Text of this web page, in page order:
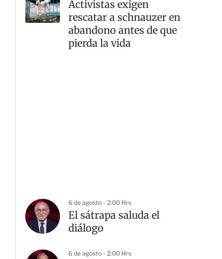
Activistas exigen
rescatar a schnauzer en
abandono antes de que
pierda la vida
6 de agosto - 2:00 Hrs
El sátrapa saluda el
diálogo
6 de agosto - 2:00 Hrs